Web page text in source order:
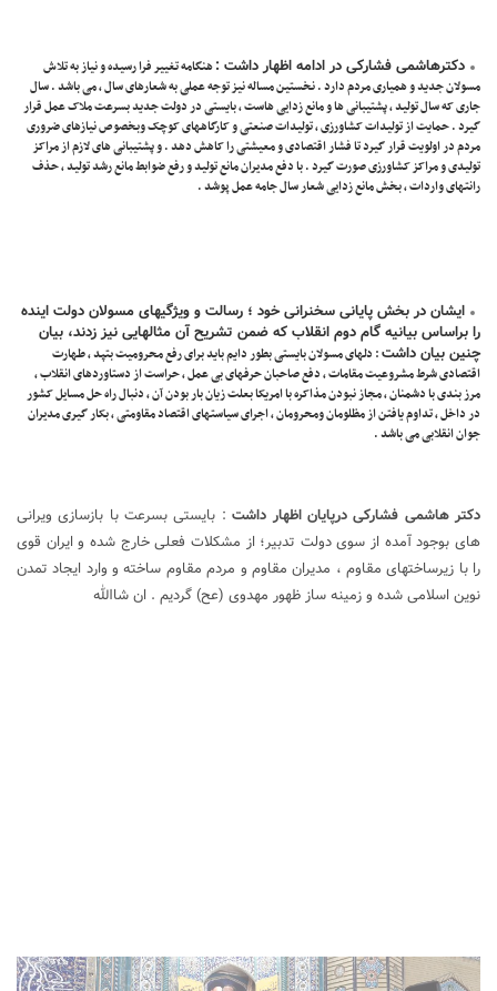
دکترهاشمی فشارکی در ادامه اظهار داشت :هنگامه تغییر فرا رسیده و نیاز به تلاش
مسولان جدید و همیاری مردم دارد . نخستین مساله نیز توجه عملی به شعارهای سال ، می باشد . سال
جاری که سال تولید ، پشتیبانی ها و مانع زدایی هاست ، بایستی در دولت جدید بسرعت ملاک عمل قرار
گیرد . حمایت از تولیدات کشاورزی ، تولیدات صنعتی و کارگاههای کوچک وبخصوص نیازهای ضروری
مردم در اولویت قرار گیرد تا فشار اقتصادی و معیشتی را کاهش دهد . و پشتیبانی های لازم از مراکز
تولیدی و مراکز کشاورزی صورت گیرد . با دفع مدیران مانع تولید و رفع ضوابط مانع رشد تولید ، حذف
رانتهای واردات ، بخش مانع زدایی شعار سال جامه عمل پوشد .
ایشان در بخش پایانی سخنرانی خود ؛ رسالت و ویژگیهای مسولان دولت اینده
را براساس بیانیه گام دوم انقلاب که ضمن تشریح آن مثالهایی نیز زدند، بیان
چنین بیان داشت: دلهای مسولان بایستی بطور دایم باید برای رفع محرومیت بتپد ، طهارت
اقتصادی شرط مشروعیت مقامات ، دفع صاحبان حرفهای بی عمل ، حراست از دستاوردهای انقلاب ،
مرز بندی با دشمنان ، مجاز نبودن مذاکره با امریکا بعلت زیان بار بودن آن ، دنبال راه حل مسایل کشور
در داخل ، تداوم یافتن از مظلومان ومحرومان ، اجرای سیاستهای اقتصاد مقاومتی ، بکار گیری مدیران
جوان انقلابی می باشد .
دکتر هاشمی فشارکی درپایان اظهار داشت: بایستی بسرعت با بازسازی ویرانی
های بوجود آمده از سوی دولت تدبیر؛ از مشکلات فعلی خارج شده و ایران قوی
را با زیرساختهای مقاوم ، مدیران مقاوم و مردم مقاوم ساخته و وارد ایجاد تمدن
نوین اسلامی شده و زمینه ساز ظهور مهدوی (عح) گردیم . ان شاالله